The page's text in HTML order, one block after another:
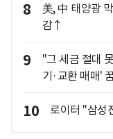
8
美, 中 태양광
감↑
9
"그 세금 절대
기·교환 매매'
10 로이터 "삼성